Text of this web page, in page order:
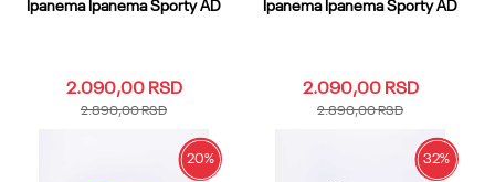
Ipanema Ipanema Sporty AD
2.090,00 RSD
2.890,00RSD
44
Ipanema Ipanema Sporty AD
2.090,00 RSD
2.890,00RSD
44
20% 32%